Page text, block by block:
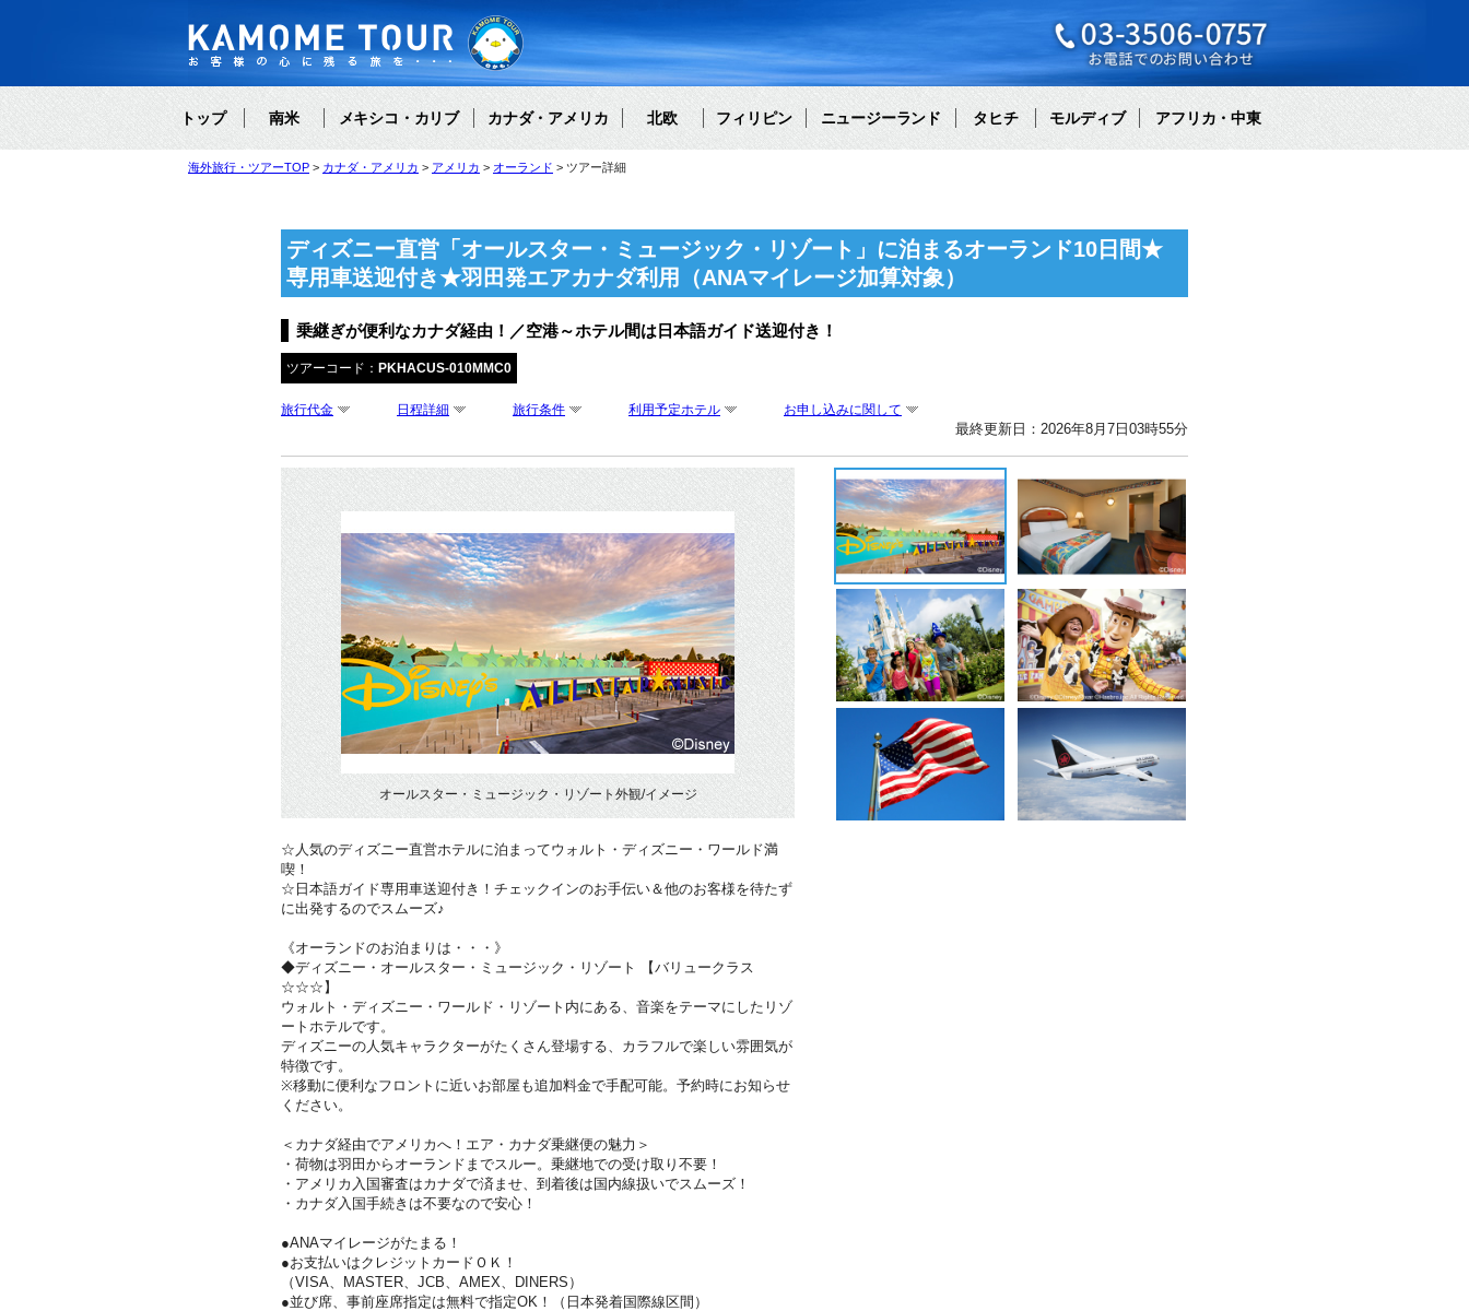
トップ 南米 メキシコ・カリブ カナダ・アメリカ 北欧 フィリピン ニュージーランド タヒチ モルディブ アフリカ・中東
海外旅行・ツアーTOP カナダ・アメリカ アメリカ オーランド ツアー詳細
ディズニー直営「オールスター・ミュージック・リゾート」に泊まるオーランド10日間★
専用車送迎付き★羽田発エアカナダ利用（ANAマイレージ加算対象）
乗継ぎが便利なカナダ経由！／空港～ホテル間は日本語ガイド送迎付き！
ツアーコード： PKHACUS-010MMC0
旅行代金 日程詳細 旅行条件 利用予定ホテル お申し込みに関して
最終更新日：2026年8月7日03時55分
オールスター・ミュージック・リゾート外観/イメージ
☆人気のディズニー直営ホテルに泊まってウォルト・ディズニー・ワールド満
喫！
☆日本語ガイド専用車送迎付き！チェックインのお手伝い＆他のお客様を待たず
に出発するのでスムーズ♪
《オーランドのお泊まりは・・・》
◆ディズニー・オールスター・ミュージック・リゾート 【バリュークラス
☆☆☆】
ウォルト・ディズニー・ワールド・リゾート内にある、音楽をテーマにしたリゾ
ートホテルです。
ディズニーの人気キャラクターがたくさん登場する、カラフルで楽しい雰囲気が
特徴です。
※移動に便利なフロントに近いお部屋も追加料金で手配可能。予約時にお知らせ
ください。
＜カナダ経由でアメリカへ！エア・カナダ乗継便の魅力＞
・荷物は羽田からオーランドまでスルー。乗継地での受け取り不要！
・アメリカ入国審査はカナダで済ませ、到着後は国内線扱いでスムーズ！
・カナダ入国手続きは不要なので安心！
●ANAマイレージがたまる！
●お支払いはクレジットカードＯＫ！
（VISA、MASTER、JCB、AMEX、DINERS）
●並び席、事前座席指定は無料で指定OK！（日本発着国際線区間）